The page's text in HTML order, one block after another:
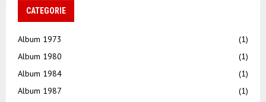
CATEGORIE
Album 1973
(1)
Album 1980
(1)
Album 1984
(1)
Album 1987
(1)